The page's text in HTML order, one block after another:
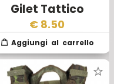
Gilet Tattico
Austriaco
€ 8.50